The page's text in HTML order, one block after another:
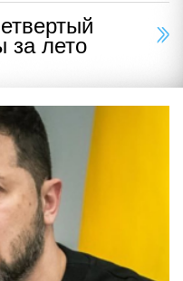
за лето